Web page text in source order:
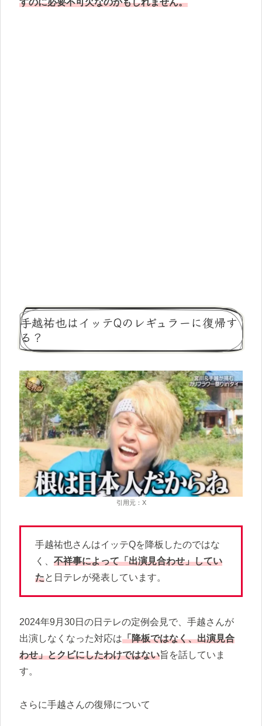
すのに必要不可欠なのかもしれません。
手越祐也はイッテQのレギュラーに復帰す
る？
引用元：X
手越祐也さんはイッテQを降板したのではな
く、 不祥事によって「出演見合わせ」してい
たと日テレが発表しています。
2024年9月30日の日テレの定例会見で、手越さんが
出演しなくなった対応は「降板ではなく、出演見合
わせ」とクビにしたわけではない旨を話していま
す。
さらに手越さんの復帰について